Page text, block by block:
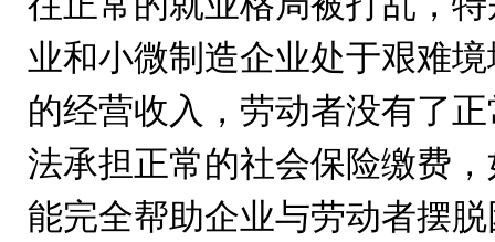
业和小微制造企业处于艰难
的经营收入，劳动者没有了
法承担正常的社会保险缴费
能完全帮助企业与劳动者摆